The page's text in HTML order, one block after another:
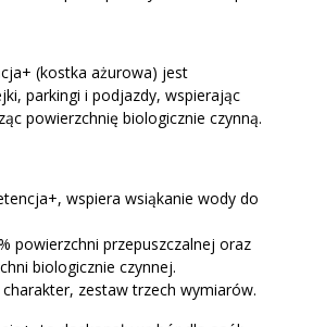
(kostka ażurowa) jest
parkingi i podjazdy, wspierając
powierzchnię biologicznie czynną.
wspiera wsiąkanie wody do
powierzchni przepuszczalnej oraz
biologicznie czynnej.
zestaw trzech wymiarów.